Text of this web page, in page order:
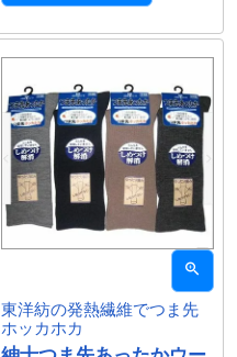
東洋紡の発熱繊維でつま先
ホッカホカ